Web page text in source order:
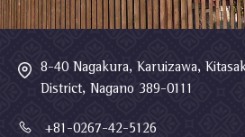
8-40 Nagakura, Karuizawa,
District, Nagano 389-0111
+81-0267-42-5126